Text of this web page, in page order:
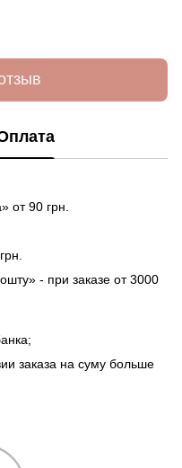
от 90 грн.
- при заказе от 3000
заказа на суму больше